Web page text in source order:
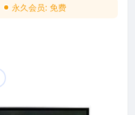
永久会员: 免费